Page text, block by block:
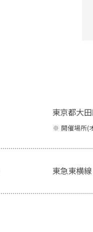
東京都大
開催場所(
東急東横